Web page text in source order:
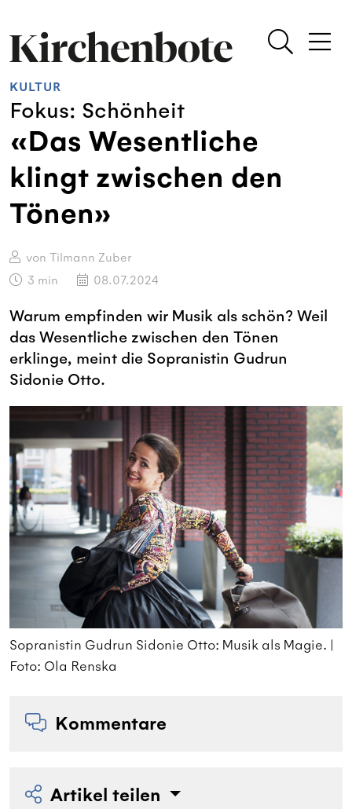
KULTUR
Fokus: Schönheit
«Das Wesentliche
klingt zwischen den
Tönen»
von Tilmann Zuber
3 min 08.07.2024
Warum empfinden wir Musik als schön? Weil
das Wesentliche zwischen den Tönen
erklinge, meint die Sopranistin Gudrun
Sidonie Otto.
Sopranistin Gudrun Sidonie Otto: Musik als Magie. |
Foto: Ola Renska
Kommentare
Artikel teilen